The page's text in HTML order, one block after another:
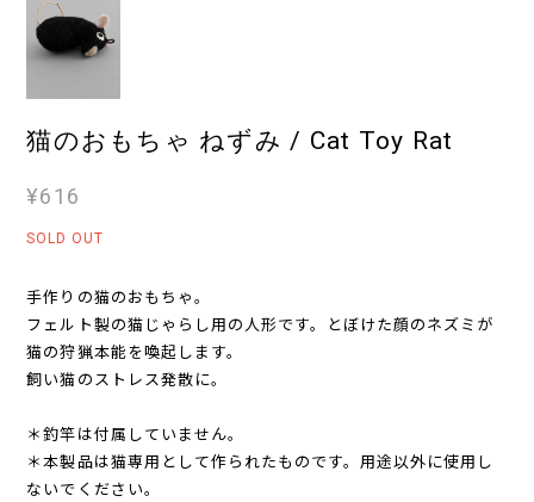
猫のおもちゃ ねずみ / Cat Toy Rat
¥616
SOLD OUT
手作りの猫のおもちゃ。
フェルト製の猫じゃらし用の人形です。とぼけた顔のネズミが
猫の狩猟本能を喚起します。
飼い猫のストレス発散に。
＊釣竿は付属していません。
＊本製品は猫専用として作られたものです。用途以外に使用し
ないでください。